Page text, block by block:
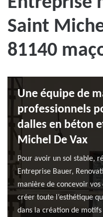
Saint
81140
Une équipe de
professionnels
dalles en béton
Michel De Vax
Pour avoir un sol stable,
Entreprise Bauer,
manière de concevoir vos
créer toute l’esthétique
dans la création de